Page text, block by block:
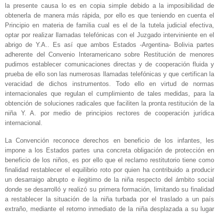
la presente causa lo es en copia simple debido a la imposibilidad de
obtenerla de manera más rápida, por ello es que teniendo en cuenta el
Principio en materia de familia cual es el de la tutela judicial efectiva,
optar por realizar llamadas telefónicas con el Juzgado interviniente en el
abrigo de Y.A.. Es así que ambos Estados -Argentina- Bolivia partes
adherente del Convenio Interamericano sobre Restitución de menores
pudimos establecer comunicaciones directas y de cooperación fluida y
prueba de ello son las numerosas llamadas telefónicas y que certifican la
veracidad de dichos instrumentos. Todo ello en virtud de normas
internacionales que regulan el cumplimiento de tales medidas, para la
obtención de soluciones radicales que faciliten la pronta restitución de la
niña Y. A. por medio de principios rectores de cooperación jurídica
internacional.
La Convención reconoce derechos en beneficio de los infantes, les
impone a los Estados partes una concreta obligación de protección en
beneficio de los niños, es por ello que el reclamo restitutorio tiene como
finalidad restablecer el equilibrio roto por quien ha contribuido a producir
un desarraigo abrupto e ilegitimo de la niña respecto del ámbito social
donde se desarrolló y realizó su primera formación, limitando su finalidad
a restablecer la situación de la niña turbada por el traslado a un país
extraño, mediante el retorno inmediato de la niña desplazada a su lugar